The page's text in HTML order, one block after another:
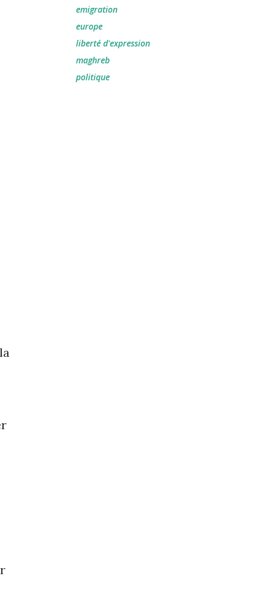
emigration
europe
liberté d'expression
maghreb
politique